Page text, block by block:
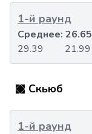
1-й раунд
29.39 21.99
Среднее: 26.65
Скьюб
1-й раунд